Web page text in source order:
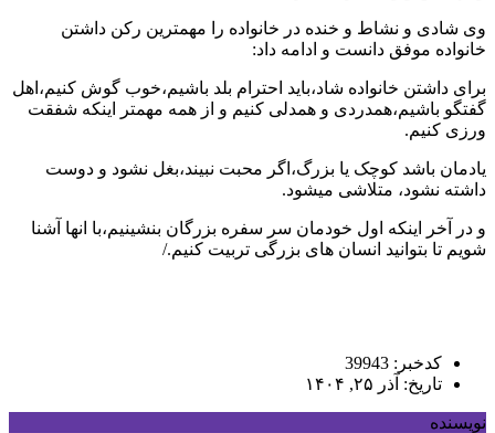
وی شادی و نشاط و خنده در خانواده را مهمترین رکن داشتن
خانواده موفق دانست و ادامه داد:
برای داشتن خانواده شاد،باید احترام بلد باشیم،خوب گوش کنیم،اهل
گفتگو باشیم،همدردی و همدلی کنیم و از همه مهمتر اینکه شفقت
ورزی کنیم.
یادمان باشد کوچک یا بزرگ،اگر محبت نبیند،بغل نشود و دوست
داشته نشود، متلاشی میشود.
و در آخر اینکه اول خودمان سر سفره بزرگان بنشینیم،با انها آشنا
شویم تا بتوانید انسان های بزرگی تربیت کنیم./
کدخبر: 39943
تاریخ: آذر ۲۵, ۱۴۰۴
نویسنده